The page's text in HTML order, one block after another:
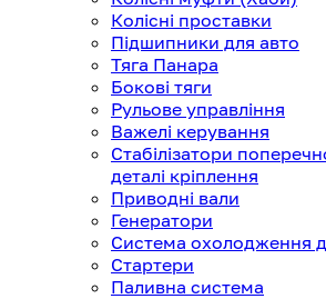
Колісні проставки
Підшипники для авто
Тяга Панара
Бокові тяги
Рульове управління
Важелі керування
Стабілізатори
деталі кріплення
Приводні вали
Генератори
Система охолодження
Стартери
Паливна система